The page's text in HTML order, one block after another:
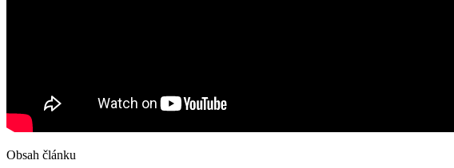
Obsah článku